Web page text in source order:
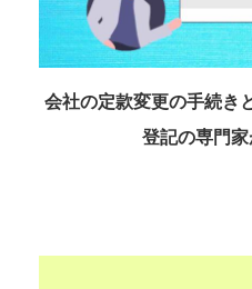
会社の定款変更の手続き
登記の専門